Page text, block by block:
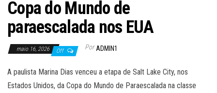
Copa do Mundo de
paraescalada nos EUA
maio 16, 2026 Off Por ADMIN1
A paulista Marina Dias venceu a etapa de Salt Lake City, nos
Estados Unidos, da Copa do Mundo de Paraescalada na classe